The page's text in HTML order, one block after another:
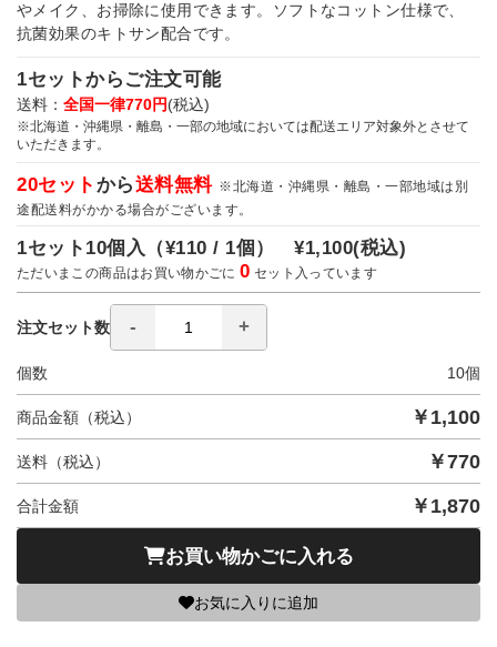
やメイク、お掃除に使用できます。ソフトなコットン仕様で、
抗菌効果のキトサン配合です。
1セットからご注文可能
送料： 全国一律770円(税込)
※北海道・沖縄県・離島・一部の地域においては配送エリア対象外とさせて
いただきます。
20セット から送料無料 ※北海道・沖縄県・離島・一部地域は別
途配送料がかかる場合がございます。
1セット10個入（¥110 / 1個）¥1,100(税込)
ただいまこの商品はお買い物かごに0 セット入っています
注文セット数
個数 10個
商品金額（税込） ￥ 1,100
送料（税込） ￥770
合計金額 ￥ 1,870
お買い物かごに入れる
お気に入りに追加